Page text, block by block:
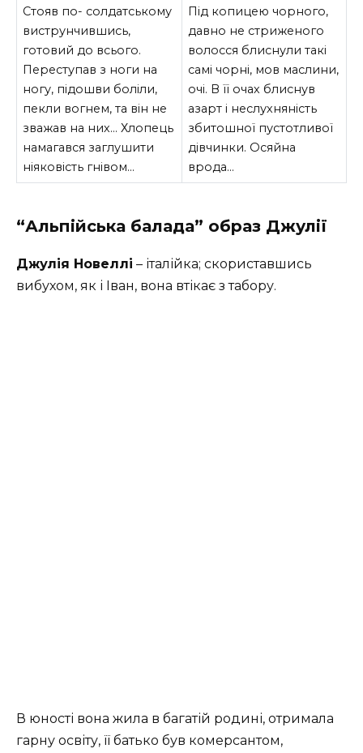
Стояв по- солдатському
виструнчившись,
готовий до всього.
Переступав з ноги на
ногу, підошви боліли,
пекли вогнем, та він не
зважав на них… Хлопець
намагався заглушити
ніяковість гнівом…
Під копицею чорного,
давно не стриженого
волосся блиснули такі
самі чорні, мов маслини,
очі. В її очах блиснув
азарт і неслухняність
збитошної пустотливої
дівчинки. Осяйна
врода…
“Альпійська балада” образ Джулії
Джулія Новеллі – італійка; скориставшись
вибухом, як і Іван, вона втікає з табору.
В юності вона жила в багатій родині, отримала
гарну освіту, її батько був комерсантом,